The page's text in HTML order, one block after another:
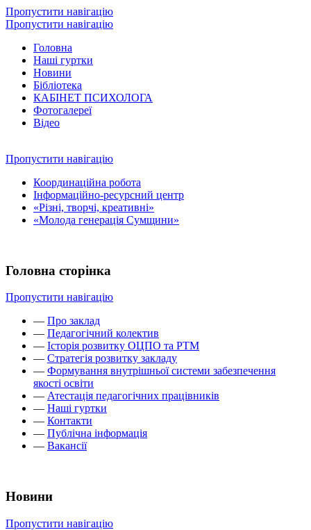
Пропустити навігацію
Пропустити навігацію
Головна
Наші гуртки
Новини
Бібліотека
КАБІНЕТ ПСИХОЛОГА
Фотогалереї
Відео
Пропустити навігацію
Координаційна робота
Інформаційно-ресурсний центр
«Різні, творчі, креативні»
«Молода генерація Сумщини»
Головна сторінка
Пропустити навігацію
— Про заклад
— Педагогічний колектив
— Історія розвитку ОЦПО та РТМ
— Стратегія розвитку закладу
— Формування внутрішньої системи забезпечення
якості освіти
— Атестація педагогічних працівників
— Наші гуртки
— Контакти
— Публічна інформація
— Вакансії
Новини
Пропустити навігацію